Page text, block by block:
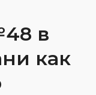
в
как